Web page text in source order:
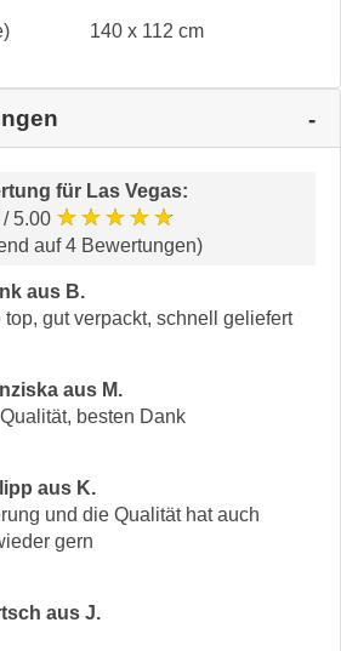
140 x 112 cm
für Las Vegas:
/ 5.00 ★★★★★
auf 4 Bewertungen)
aus B.
gut verpackt, schnell geliefert
aus M.
besten Dank
aus K.
und die Qualität hat auch
gern
aus J.